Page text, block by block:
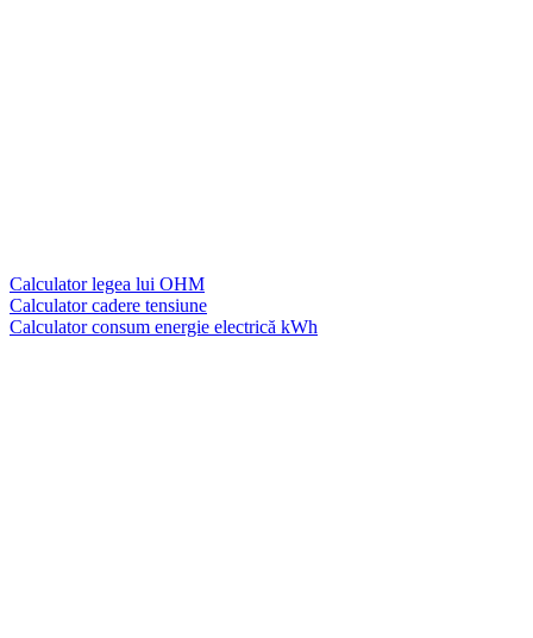
Calculator legea lui OHM
Calculator cadere tensiune
Calculator consum energie electrică kWh